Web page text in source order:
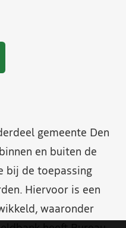
gemeente Den
en buiten de
bij de toepassing
Hiervoor is een
waaronder